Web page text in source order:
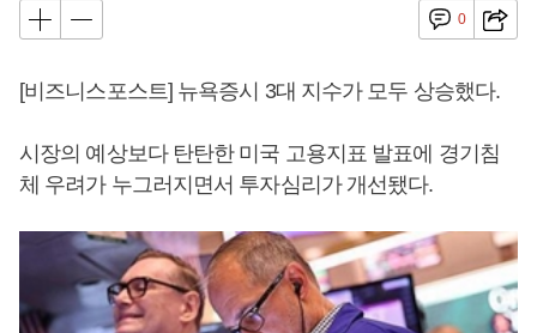
0
[비즈니스포스트] 뉴욕증시 3대 지수가 모두 상승했다.
시장의 예상보다 탄탄한 미국 고용지표 발표에 경기침
체 우려가 누그러지면서 투자심리가 개선됐다.